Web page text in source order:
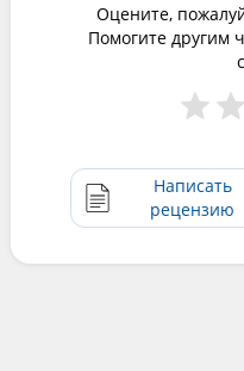
Оцените,
Помогите другим
Написать
рецензию